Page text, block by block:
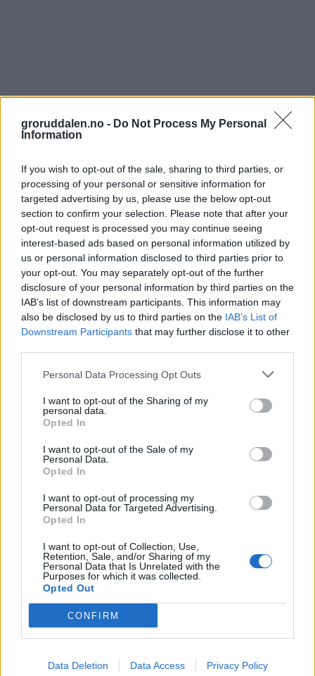
groruddalen.no - Do Not Process My Personal
Information
If you wish to opt-out of the sale, sharing to third parties, or
processing of your personal or sensitive information for
targeted advertising by us, please use the below opt-out
section to confirm your selection. Please note that after your
opt-out request is processed you may continue seeing
interest-based ads based on personal information utilized by
us or personal information disclosed to third parties prior to
your opt-out. You may separately opt-out of the further
disclosure of your personal information by third parties on the
IAB’s list of downstream participants. This information may
also be disclosed by us to third parties on the IAB’s List of
Downstream Participants that may further disclose it to other
Personal Data Processing Opt Outs
I want to opt-out of the Sharing of my
personal data.
Opted In
I want to opt-out of the Sale of my
Personal Data.
Opted In
I want to opt-out of processing my
Personal Data for Targeted Advertising.
Opted In
I want to opt-out of Collection, Use,
Retention, Sale, and/or Sharing of my
Personal Data that Is Unrelated with the
Purposes for which it was collected.
Opted Out
CONFIRM
Data Deletion Data Access Privacy Policy